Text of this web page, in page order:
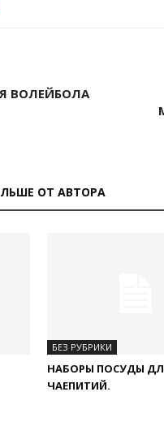
ВОЛЕЙБОЛА
ОТ АВТОРА
БЕЗ РУБРИКИ
НАБОРЫ ПОСУДЫ
ЧАЕПИТИЙ.